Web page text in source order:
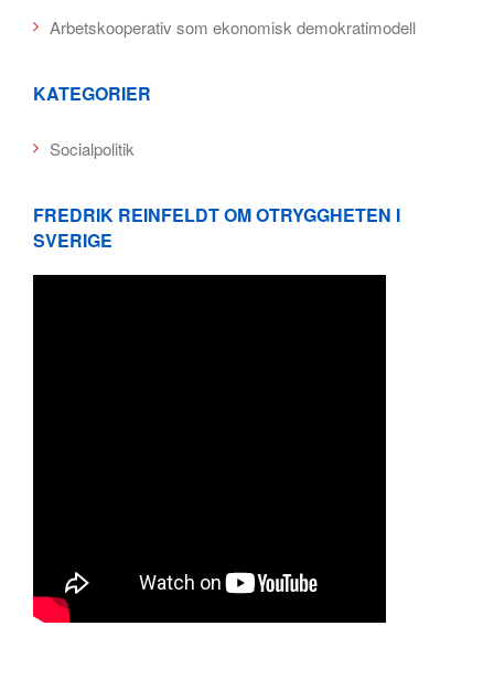
Arbetskooperativ som ekonomisk demokratimodell
KATEGORIER
Socialpolitik
FREDRIK REINFELDT OM OTRYGGHETEN I
SVERIGE